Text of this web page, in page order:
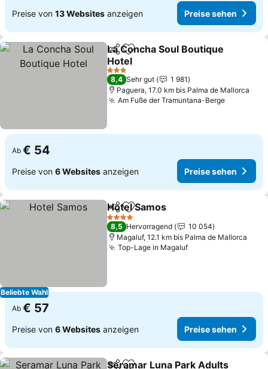
Preise von 13 Websites anzeigen Preise sehen
TeilenZu Favoriten hinzufügen
La Concha Soul Boutique
Hotel
Preise sehen
3 Sterne
8,4 Sehr gut
1 981
Paguera, 17.0 km bis Palma de Mallorca
Am Fuße der Tramuntana-BergePreise
Ab € 54
Preise von 6 Websites anzeigen Preise sehen
Beliebte Wahl
TeilenZu Favoriten hinzufügen
Hotel Samos
4 Sterne
8,5 Hervorragend
10 054
Magaluf, 12.1 km bis Palma de Mallorca
Top-Lage in MagalufPreise sehen
Ab € 57
Preise von 6 Websites anzeigen Preise sehen
Seramar Luna Park Adults